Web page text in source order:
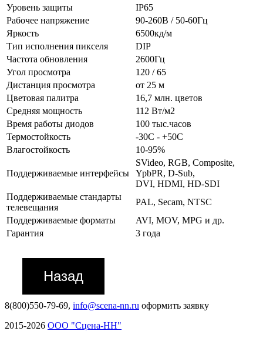
Уровень защиты
IP65
Рабочее напряжение
90-260В / 50-60Гц
Яркость
6500кд/м
Тип исполнения пикселя
DIP
Частота обновления
2600Гц
Угол просмотра
120 / 65
Дистанция просмотра
от 25 м
Цветовая палитра
16,7 млн. цветов
Средняя мощность
112 Вт/м2
Время работы диодов
100 тыс.часов
Термостойкость
-30С - +50С
Влагостойкость
10-95%
Поддерживаемые интерфейсы
SVideo, RGB, Composite,
YpbPR, D-Sub,
DVI, HDMI, HD-SDI
Поддерживаемые стандарты
телевещания
PAL, Secam, NTSC
Поддерживаемые форматы
AVI, MOV, MPG и др.
Гарантия
3 года
8(800)550-79-69, info@scena-nn.ru оформить заявку
2015-2026 ООО "Сцена-НН"